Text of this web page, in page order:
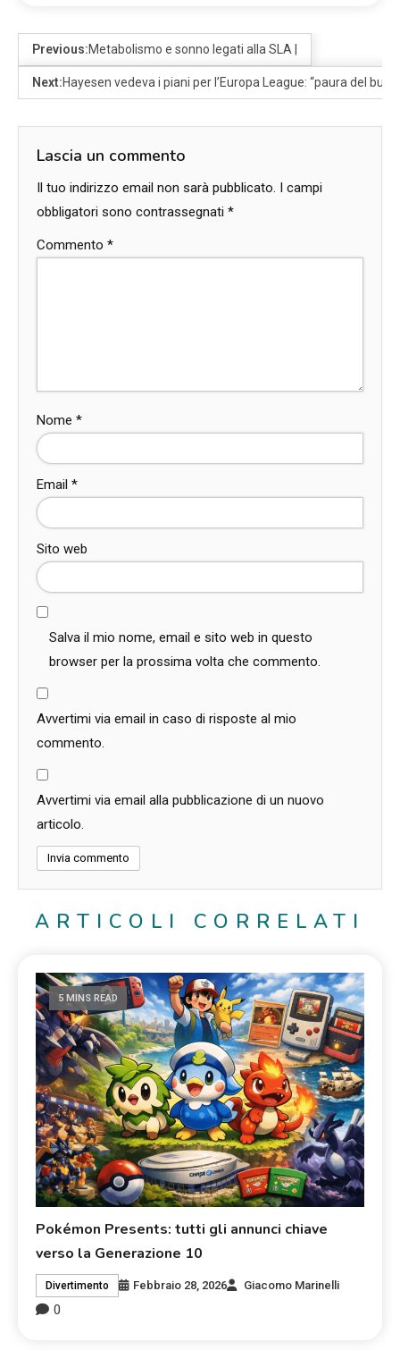
Previous:Metabolismo e sonno legati alla SLA |
Next:Hayesen vedeva i piani per l’Europa League: “paura del buio”
Lascia un commento
Il tuo indirizzo email non sarà pubblicato. I campi
obbligatori sono contrassegnati *
Commento *
Nome *
Email *
Sito web
Salva il mio nome, email e sito web in questo
browser per la prossima volta che commento.
Avvertimi via email in caso di risposte al mio
commento.
Avvertimi via email alla pubblicazione di un nuovo
articolo.
ARTICOLI CORRELATI
5 MINS READ
Pokémon Presents: tutti gli annunci chiave
verso la Generazione 10
Divertimento Febbraio 28, 2026 Giacomo Marinelli
0